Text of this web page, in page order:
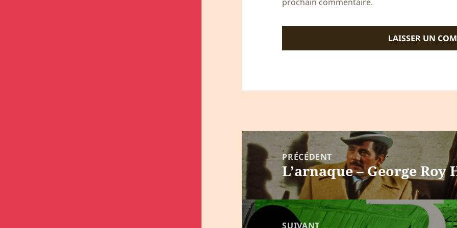
Navigation
de
l’article
PRÉCÉDENT
Article
précédent :
L’arnaque – George Roy
SUIVANT